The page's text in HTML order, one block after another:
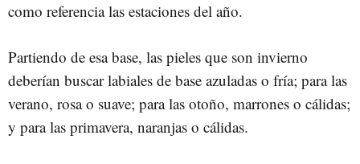
como referencia las estaciones del año.
Partiendo de esa base, las pieles que son invierno
deberían buscar labiales de base azuladas o fría; para las
verano, rosa o suave; para las otoño, marrones o cálidas;
y para las primavera, naranjas o cálidas.